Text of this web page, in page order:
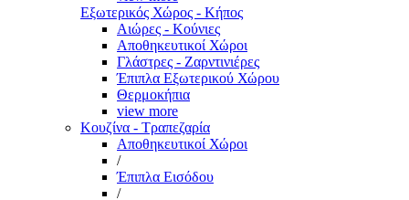
Εξωτερικός Χώρος - Κήπος
Αιώρες - Κούνιες
Αποθηκευτικοί Χώροι
Γλάστρες - Ζαρντινιέρες
Έπιπλα Εξωτερικού Χώρου
Θερμοκήπια
view more
Κουζίνα - Τραπεζαρία
Αποθηκευτικοί Χώροι
/
Έπιπλα Εισόδου
/